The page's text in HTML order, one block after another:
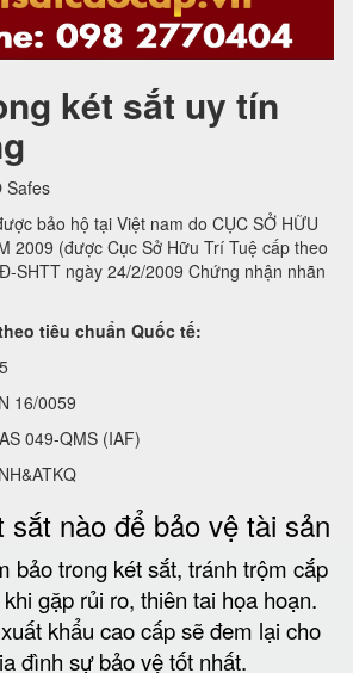
két sắt uy tín
Safes
bảo hộ tại Việt nam do CỤC SỞ HỮU
2009 (được Cục Sở Hữu Trí Tuệ cấp theo
SHTT ngày 24/2/2009 Chứng nhận nhãn
tiêu chuẩn Quốc tế:
16/0059
049-QMS (IAF)
sắt nào để bảo vệ tài sản
bảo trong két sắt, tránh trộm cắp
gặp rủi ro, thiên tai họa hoạn.
khẩu cao cấp sẽ đem lại cho
đình sự bảo vệ tốt nhất.